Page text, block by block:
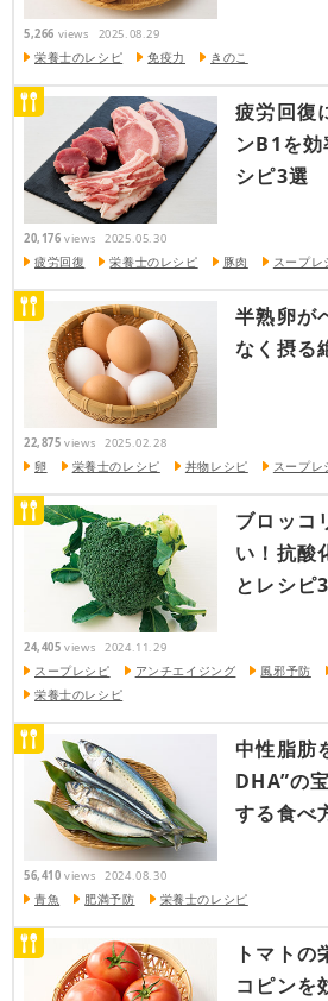
5,266 views 2025.08.29
栄養士のレシピ 免疫力 きのこ
疲労回復
ンB1を
シピ3選
20,176 views 2025.05.30
疲労回復 栄養士のレシピ 豚肉 スープレ
半熟卵が
なく摂る
22,875 views 2025.02.28
卵 栄養士のレシピ 丼物レシピ スープレ
ブロッコ
い！抗酸
とレシピ
24,405 views 2024.11.29
スープレシピ アンチエイジング 風邪予防
栄養士のレシピ
中性脂肪
DHA”の
する食べ
56,410 views 2024.08.30
青魚 肥満予防 栄養士のレシピ
トマトの
コピンを